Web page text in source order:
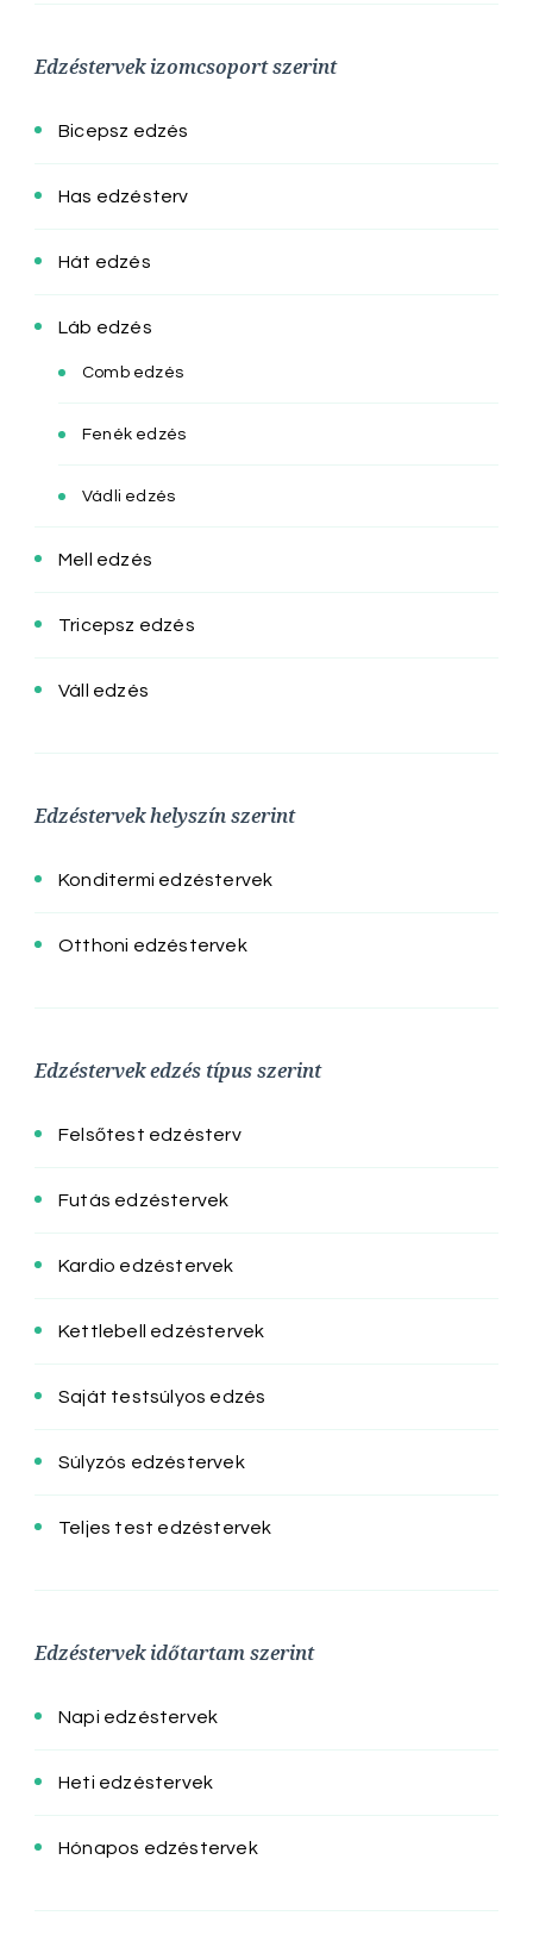
Edzéstervek izomcsoport szerint
Bicepsz edzés
Has edzésterv
Hát edzés
Láb edzés
Comb edzés
Fenék edzés
Vádli edzés
Mell edzés
Tricepsz edzés
Váll edzés
Edzéstervek helyszín szerint
Konditermi edzéstervek
Otthoni edzéstervek
Edzéstervek edzés típus szerint
Felsőtest edzésterv
Futás edzéstervek
Kardio edzéstervek
Kettlebell edzéstervek
Saját testsúlyos edzés
Súlyzós edzéstervek
Teljes test edzéstervek
Edzéstervek időtartam szerint
Napi edzéstervek
Heti edzéstervek
Hónapos edzéstervek